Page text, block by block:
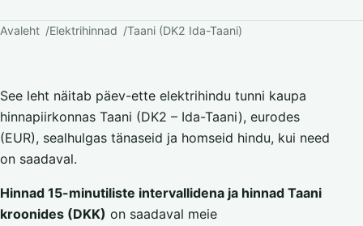
Avaleht Elektrihinnad Taani (DK2 Ida-Taani)
See leht näitab päev-ette elektrihindu tunni kaupa
hinnapiirkonnas Taani (DK2 – Ida-Taani), eurodes
(EUR), sealhulgas tänaseid ja homseid hindu, kui need
on saadaval.
Hinnad 15-minutiliste intervallidena ja hinnad Taani
kroonides (DKK) on saadaval meie